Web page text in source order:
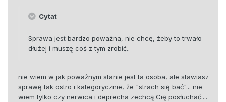
Cytat
Sprawa jest bardzo poważna, nie chcę, żeby to trwało
dłużej i muszę coś z tym zrobić..
nie wiem w jak poważnym stanie jest ta osoba, ale stawiasz
sprawę tak ostro i kategorycznie, że "strach się bać"... nie
wiem tylko czy nerwica i deprecha zechcą Cię posłuchać....